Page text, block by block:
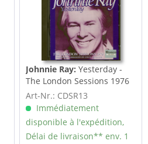
Johnnie Ray: Yesterday -
The London Sessions 1976
(CD)
Art-Nr.: CDSR13
Immédiatement
disponible à l'expédition,
Délai de livraison** env. 1